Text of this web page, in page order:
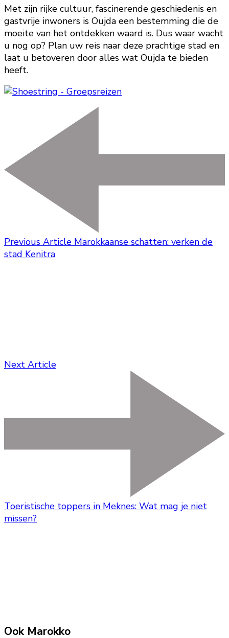
Met zijn rijke cultuur, fascinerende geschiedenis en
gastvrije inwoners is Oujda een bestemming die de
moeite van het ontdekken waard is. Dus waar wacht
u nog op? Plan uw reis naar deze prachtige stad en
laat u betoveren door alles wat Oujda te bieden
heeft.
Previous Article Marokkaanse schatten: verken de
stad Kenitra
Next Article
Toeristische toppers in Meknes: Wat mag je niet
missen?
Ook Marokko